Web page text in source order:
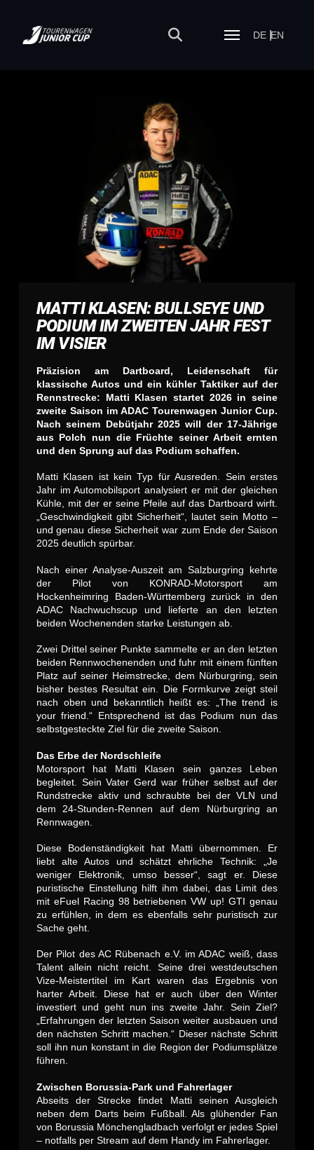
DE EN
MATTI KLASEN: BULLSEYE UND
PODIUM IM ZWEITEN JAHR FEST
IM VISIER
Präzision am Dartboard, Leidenschaft für
klassische Autos und ein kühler Taktiker auf der
Rennstrecke: Matti Klasen startet 2026 in seine
zweite Saison im ADAC Tourenwagen Junior Cup.
Nach seinem Debütjahr 2025 will der 17-Jährige
aus Polch nun die Früchte seiner Arbeit ernten
und den Sprung auf das Podium schaffen.
Matti Klasen ist kein Typ für Ausreden. Sein erstes
Jahr im Automobilsport analysiert er mit der gleichen
Kühle, mit der er seine Pfeile auf das Dartboard wirft.
„Geschwindigkeit gibt Sicherheit“, lautet sein Motto –
und genau diese Sicherheit war zum Ende der Saison
2025 deutlich spürbar.
Nach einer Analyse-Auszeit am Salzburgring kehrte
der Pilot von KONRAD-Motorsport am
Hockenheimring Baden-Württemberg zurück in den
ADAC Nachwuchscup und lieferte an den letzten
beiden Wochenenden starke Leistungen ab.
Zwei Drittel seiner Punkte sammelte er an den letzten
beiden Rennwochenenden und fuhr mit einem fünften
Platz auf seiner Heimstrecke, dem Nürburgring, sein
bisher bestes Resultat ein. Die Formkurve zeigt steil
nach oben und bekanntlich heißt es: „The trend is
your friend.“ Entsprechend ist das Podium nun das
selbstgesteckte Ziel für die zweite Saison.
Das Erbe der Nordschleife
Motorsport hat Matti Klasen sein ganzes Leben
begleitet. Sein Vater Gerd war früher selbst auf der
Rundstrecke aktiv und schraubte bei der VLN und
dem 24-Stunden-Rennen auf dem Nürburgring an
Rennwagen.
Diese Bodenständigkeit hat Matti übernommen. Er
liebt alte Autos und schätzt ehrliche Technik: „Je
weniger Elektronik, umso besser“, sagt er. Diese
puristische Einstellung hilft ihm dabei, das Limit des
mit eFuel Racing 98 betriebenen VW up! GTI genau
zu erfühlen, in dem es ebenfalls sehr puristisch zur
Sache geht.
Der Pilot des AC Rübenach e.V. im ADAC weiß, dass
Talent allein nicht reicht. Seine drei westdeutschen
Vize-Meistertitel im Kart waren das Ergebnis von
harter Arbeit. Diese hat er auch über den Winter
investiert und geht nun ins zweite Jahr. Sein Ziel?
„Erfahrungen der letzten Saison weiter ausbauen und
den nächsten Schritt machen.“ Dieser nächste Schritt
soll ihn nun konstant in die Region der Podiumsplätze
führen.
Zwischen Borussia-Park und Fahrerlager
Abseits der Strecke findet Matti seinen Ausgleich
neben dem Darts beim Fußball. Als glühender Fan
von Borussia Mönchengladbach verfolgt er jedes Spiel
– notfalls per Stream auf dem Handy im Fahrerlager.